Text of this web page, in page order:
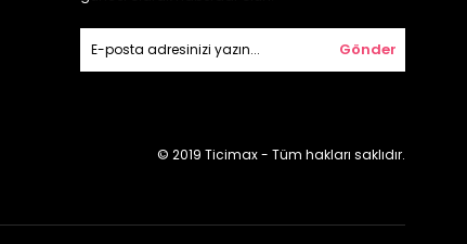
Gönder
© 2019 Ticimax - Tüm hakları saklıdır.